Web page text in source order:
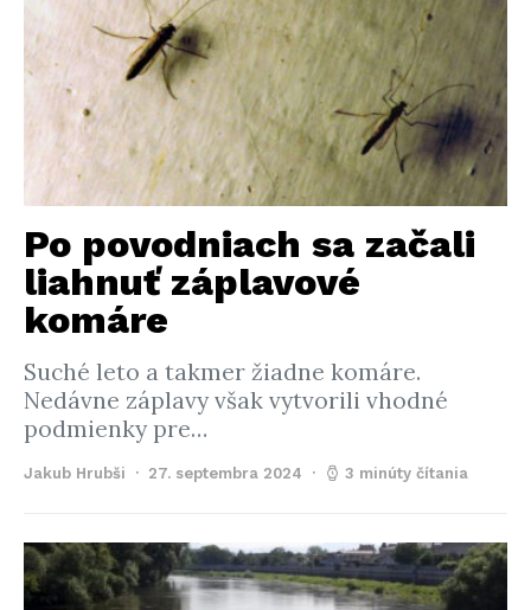
Po povodniach sa začali
liahnuť záplavové
komáre
Suché leto a takmer žiadne komáre.
Nedávne záplavy však vytvorili vhodné
podmienky pre…
Jakub Hrubši 27. septembra 2024 3 minúty čítania